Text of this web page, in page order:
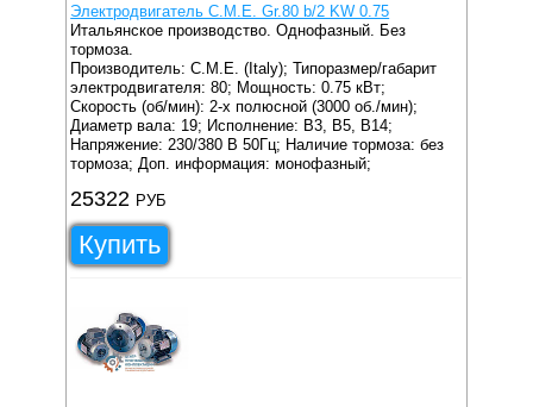
Электродвигатель C.M.E. Gr.80 b/2 KW 0.75
Итальянское производство. Однофазный. Без
тормоза.
Производитель: C.M.E. (Italy); Типоразмер/габарит
электродвигателя: 80; Мощность: 0.75 кВт;
Скорость (об/мин): 2-х полюсной (3000 об./мин);
Диаметр вала: 19; Исполнение: B3, B5, B14;
Напряжение: 230/380 В 50Гц; Наличие тормоза: без
тормоза; Доп. информация: монофазный;
25322 РУБ
Купить